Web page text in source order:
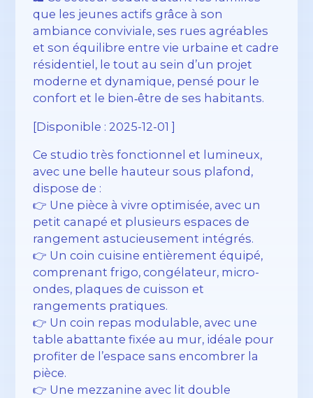
que les jeunes actifs grâce à son
ambiance conviviale, ses rues agréables
et son équilibre entre vie urbaine et cadre
résidentiel, le tout au sein d’un projet
moderne et dynamique, pensé pour le
confort et le bien‑être de ses habitants.
[Disponible : 2025-12-01 ]
Ce studio très fonctionnel et lumineux,
avec une belle hauteur sous plafond,
dispose de :
👉 Une pièce à vivre optimisée, avec un
petit canapé et plusieurs espaces de
rangement astucieusement intégrés.
👉 Un coin cuisine entièrement équipé,
comprenant frigo, congélateur, micro-
ondes, plaques de cuisson et
rangements pratiques.
👉 Un coin repas modulable, avec une
table abattante fixée au mur, idéale pour
profiter de l’espace sans encombrer la
pièce.
👉 Une mezzanine avec lit double